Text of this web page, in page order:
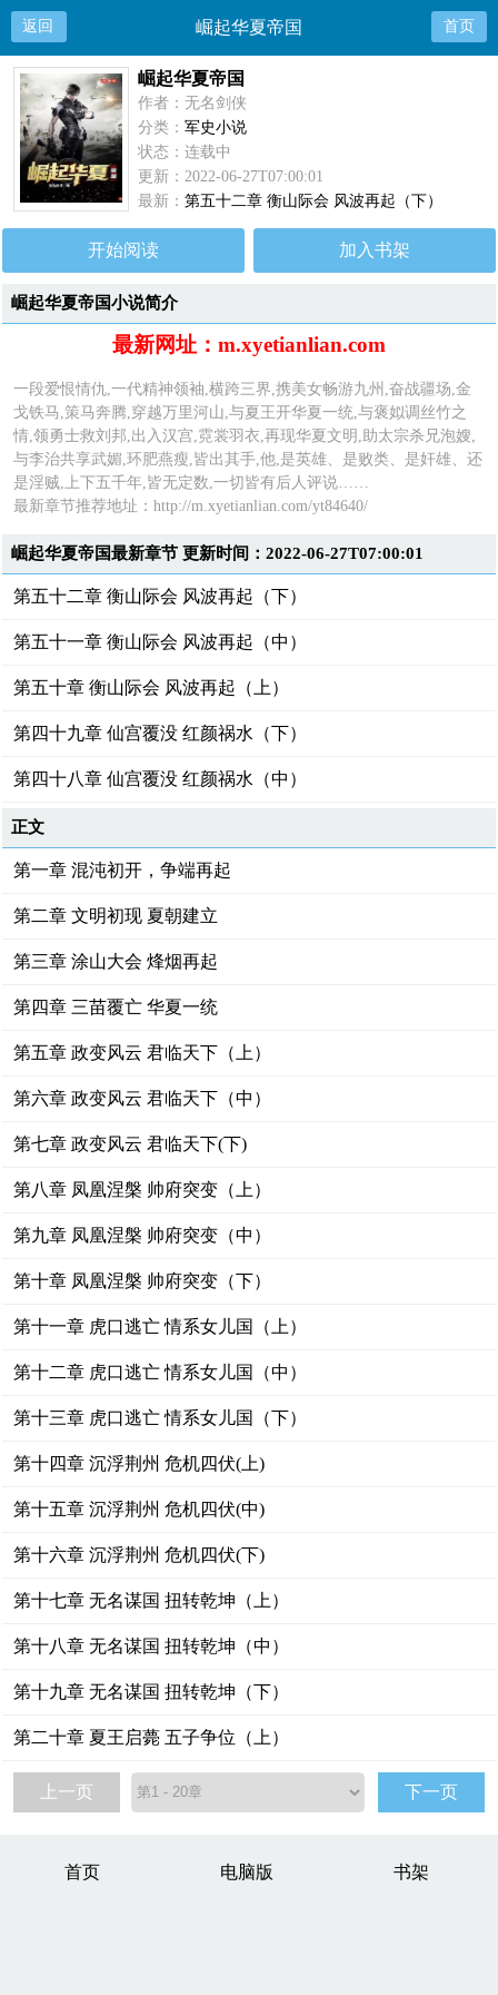
返回 崛起华夏帝国 首页
崛起华夏帝国
作者：无名剑侠
分类：军史小说
状态：连载中
更新：2022-06-27T07:00:01
最新：第五十二章 衡山际会 风波再起（下）
开始阅读 加入书架
崛起华夏帝国小说简介
最新网址：m.xyetianlian.com
一段爱恨情仇,一代精神领袖,横跨三界,携美女畅游九州,奋战疆场,金
戈铁马,策马奔腾,穿越万里河山,与夏王开华夏一统,与褒姒调丝竹之
情,领勇士救刘邦,出入汉宫,霓裳羽衣,再现华夏文明,助太宗杀兄泡嫂,
与李治共享武媚,环肥燕瘦,皆出其手,他,是英雄、是败类、是奸雄、还
是淫贼,上下五千年,皆无定数,一切皆有后人评说……
最新章节推荐地址：http://m.xyetianlian.com/yt84640/
崛起华夏帝国最新章节 更新时间：2022-06-27T07:00:01
第五十二章 衡山际会 风波再起（下）
第五十一章 衡山际会 风波再起（中）
第五十章 衡山际会 风波再起（上）
第四十九章 仙宫覆没 红颜祸水（下）
第四十八章 仙宫覆没 红颜祸水（中）
正文
第一章 混沌初开，争端再起
第二章 文明初现 夏朝建立
第三章 涂山大会 烽烟再起
第四章 三苗覆亡 华夏一统
第五章 政变风云 君临天下（上）
第六章 政变风云 君临天下（中）
第七章 政变风云 君临天下(下)
第八章 凤凰涅槃 帅府突变（上）
第九章 凤凰涅槃 帅府突变（中）
第十章 凤凰涅槃 帅府突变（下）
第十一章 虎口逃亡 情系女儿国（上）
第十二章 虎口逃亡 情系女儿国（中）
第十三章 虎口逃亡 情系女儿国（下）
第十四章 沉浮荆州 危机四伏(上)
第十五章 沉浮荆州 危机四伏(中)
第十六章 沉浮荆州 危机四伏(下)
第十七章 无名谋国 扭转乾坤（上）
第十八章 无名谋国 扭转乾坤（中）
第十九章 无名谋国 扭转乾坤（下）
第二十章 夏王启薨 五子争位（上）
上一页 下一页
首页 电脑版 书架